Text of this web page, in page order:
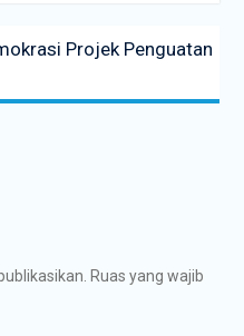
Projek Penguatan
Ruas yang wajib